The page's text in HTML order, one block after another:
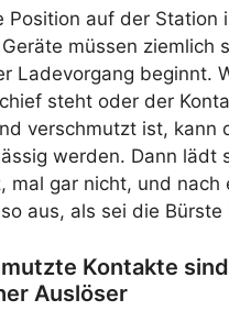
Position auf der Station
müssen ziemlich
Ladevorgang beginnt.
steht oder der
verschmutzt ist, kann
werden. Dann lädt
mal gar nicht, und nach
aus, als sei die
Kontakte
Auslöser